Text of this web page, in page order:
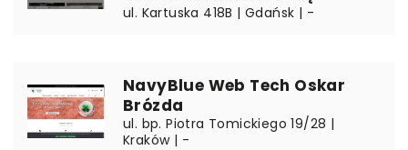
ul. Kartuska 418B | Gdańsk | -
NavyBlue Web Tech Oskar
Brózda
ul. bp. Piotra Tomickiego 19/28 |
Kraków | -